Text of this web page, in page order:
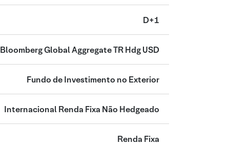
D+1
Bloomberg Global Aggregate TR Hdg USD
Fundo de Investimento no Exterior
Internacional Renda Fixa Não Hedgeado
Renda Fixa